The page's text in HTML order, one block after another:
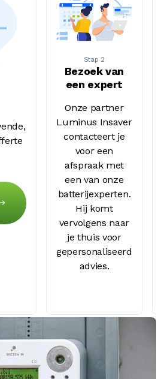
Stap 2
Bezoek van
een expert
Onze partner
Luminus Insaver
contacteert je
voor een
afspraak met
een van onze
batterijexperten.
Hij komt
vervolgens naar
je thuis voor
gepersonaliseerd
advies.